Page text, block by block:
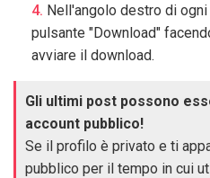
Nell'angolo destro di
pulsante "Download"
avviare il download.
Gli ultimi post possono
account pubblico!
Se il profilo è privato e ti
pubblico per il tempo in cui